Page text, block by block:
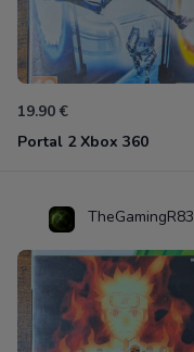
19.90 €
Portal 2 Xbox 360
TheGamingR83